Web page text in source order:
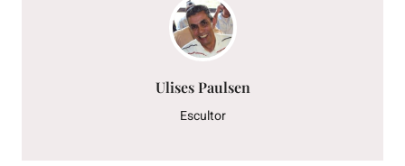
Ulises Paulsen
Escultor